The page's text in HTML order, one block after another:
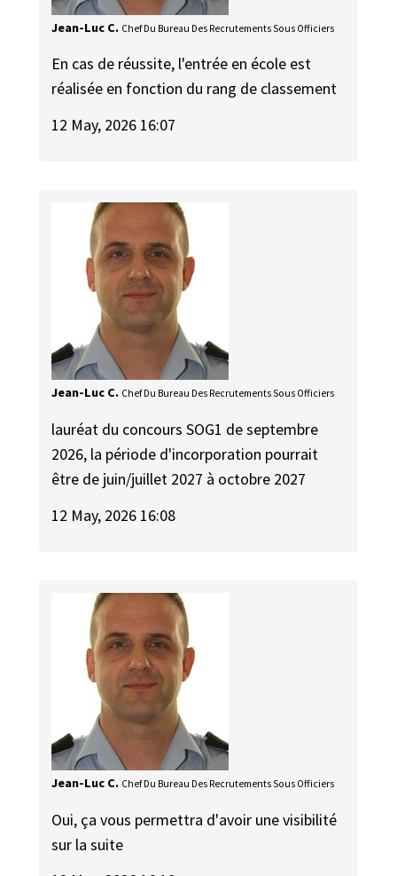
Jean-Luc C. Chef Du Bureau Des Recrutements Sous Officiers
En cas de réussite, l'entrée en école est
réalisée en fonction du rang de classement
12 May, 2026 16:07
Jean-Luc C. Chef Du Bureau Des Recrutements Sous Officiers
lauréat du concours SOG1 de septembre
2026, la période d'incorporation pourrait
être de juin/juillet 2027 à octobre 2027
12 May, 2026 16:08
Jean-Luc C. Chef Du Bureau Des Recrutements Sous Officiers
Oui, ça vous permettra d'avoir une visibilité
sur la suite